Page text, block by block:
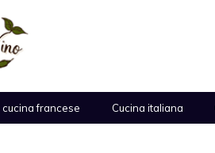
cucina francese Cucina italiana